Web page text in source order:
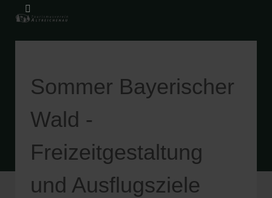
Sommer Bayerischer
Wald -
Freizeitgestaltung
und Ausflugsziele